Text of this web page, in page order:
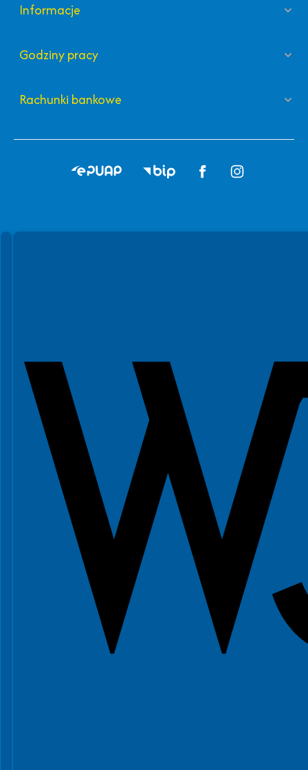
Informacje
Godziny pracy
Rachunki bankowe
Spełniamy standardy WCAG 2.2
Spełniamy standardy W3C